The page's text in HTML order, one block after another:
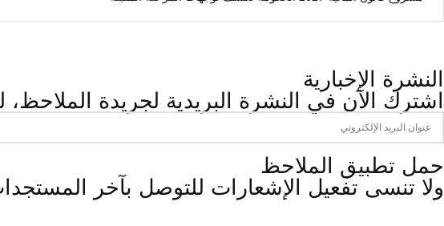
النشرة الإخبارية
اشترك الآن في النشرة البريدية لجريدة الملاحظ،
‫حمل تطبيق الملاحظ
ولا تنسى تفعيل الإشعارات للتوصل بآخر